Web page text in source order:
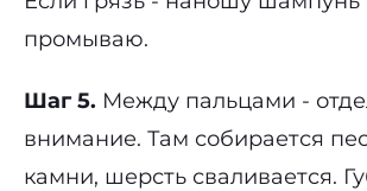
промываю.
Шаг 5. Между пальцами -
внимание. Там собирается
камни, шерсть сваливается.